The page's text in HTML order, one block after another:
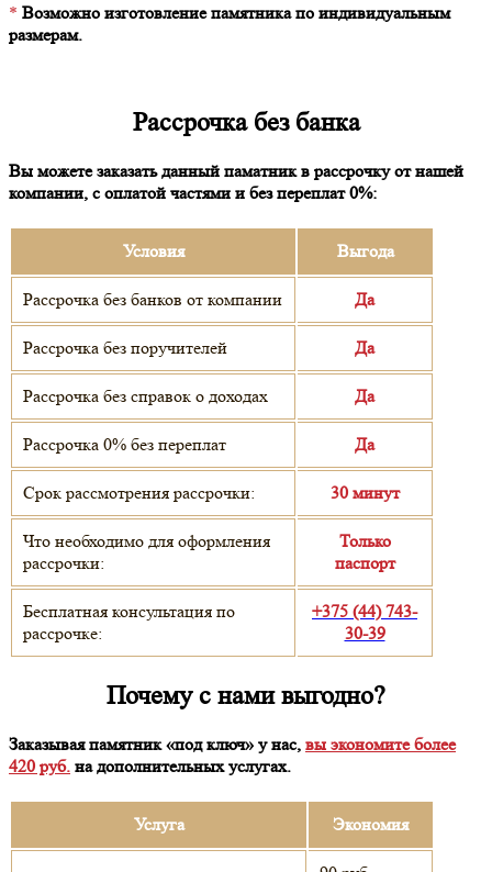
* Возможно изготовление памятника по индивидуальным
размерам.
Рассрочка без банка
Вы можете заказать данный паматник в рассрочку от нашей
компании, с оплатой частями и без переплат 0%:
Условия Выгода
Рассрочка без банков от компании Да
Рассрочка без поручителей Да
Рассрочка без справок о доходах Да
Рассрочка 0% без переплат Да
Срок рассмотрения рассрочки: 30 минут
Что необходимо для оформления
рассрочки:
Только
паспорт
Бесплатная консультация по
рассрочке:
+375 (44) 743-
30-39
Почему с нами выгодно?
Заказывая памятник «под ключ» у нас, вы экономите более
420 руб. на дополнительных услугах.
Услуга Экономия